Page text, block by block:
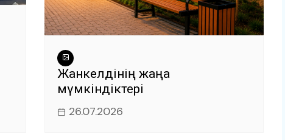
Жанкелдінің жаңа
мүмкіндіктері
26.07.2026